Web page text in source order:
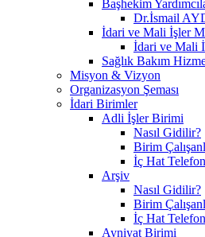
Başhekim
Dr.İsmail
İdari ve Mali İşler
İdari ve Mali
Sağlık Bakım
Misyon & Vizyon
Organizasyon Şeması
İdari Birimler
Adli İşler Birimi
Nasıl Gidilir?
Birim
İç Hat Telefon
Arşiv
Nasıl Gidilir?
Birim
İç Hat Telefon
Ayniyat Birimi